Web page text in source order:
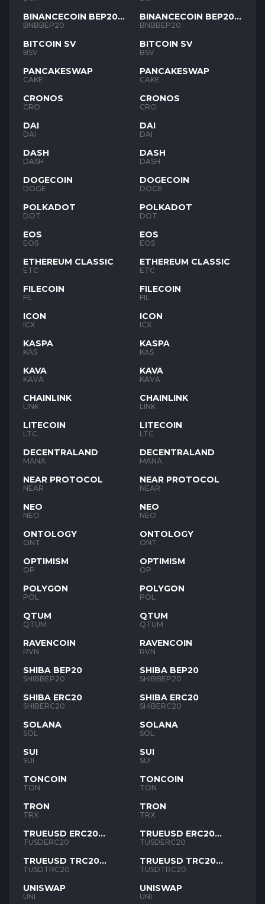
BINANCECOIN BEP20
BNB
BNBBEP20
BITCOIN SV
BSV
PANCAKESWAP
CAKE
CRONOS
CRO
DAI
DAI
DASH
DASH
DOGECOIN
DOGE
POLKADOT
DOT
EOS
EOS
ETHEREUM CLASSIC
ETC
FILECOIN
FIL
ICON
ICX
KASPA
KAS
KAVA
KAVA
CHAINLINK
LINK
LITECOIN
LTC
DECENTRALAND
MANA
NEAR PROTOCOL
NEAR
NEO
NEO
ONTOLOGY
ONT
OPTIMISM
OP
POLYGON
POL
QTUM
QTUM
RAVENCOIN
RVN
SHIBA BEP20
SHIBBEP20
SHIBA ERC20
SHIBERC20
SOLANA
SOL
SUI
SUI
TONCOIN
TON
TRON
TRX
TRUEUSD ERC20
TUSD
TUSDERC20
TRUEUSD TRC20
TUSD
TUSDTRC20
UNISWAP
UNI
BINANCECOIN BEP20
BNB
BNBBEP20
BITCOIN SV
BSV
PANCAKESWAP
CAKE
CRONOS
CRO
DAI
DAI
DASH
DASH
DOGECOIN
DOGE
POLKADOT
DOT
EOS
EOS
ETHEREUM CLASSIC
ETC
FILECOIN
FIL
ICON
ICX
KASPA
KAS
KAVA
KAVA
CHAINLINK
LINK
LITECOIN
LTC
DECENTRALAND
MANA
NEAR PROTOCOL
NEAR
NEO
NEO
ONTOLOGY
ONT
OPTIMISM
OP
POLYGON
POL
QTUM
QTUM
RAVENCOIN
RVN
SHIBA BEP20
SHIBBEP20
SHIBA ERC20
SHIBERC20
SOLANA
SOL
SUI
SUI
TONCOIN
TON
TRON
TRX
TRUEUSD ERC20
TUSD
TUSDERC20
TRUEUSD TRC20
TUSD
TUSDTRC20
UNISWAP
UNI